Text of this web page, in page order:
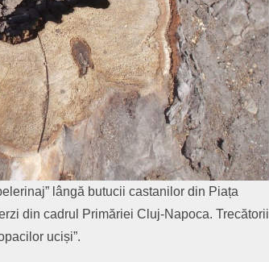
lângă butucii castanilor din Piața
din cadrul Primăriei Cluj-Napoca. Trecătorii
uciși”.